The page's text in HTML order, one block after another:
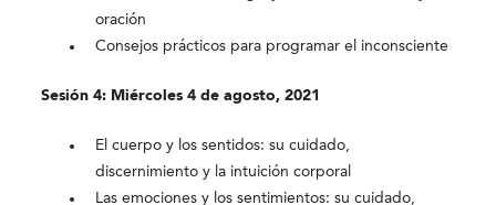
oración
Consejos prácticos para programar el inconsciente
Sesión 4: Miércoles 4 de agosto, 2021
El cuerpo y los sentidos: su cuidado,
discernimiento y la intuición corporal
Las emociones y los sentimientos: su cuidado,